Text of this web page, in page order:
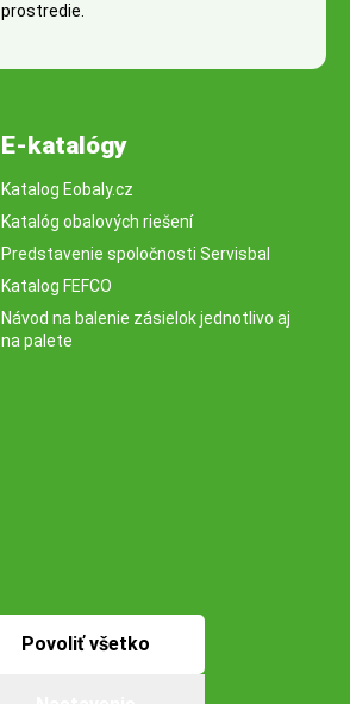
prostredie.
E-katalógy
Katalog Eobaly.cz
Katalóg obalových riešení
Predstavenie spoločnosti Servisbal
Katalog FEFCO
Návod na balenie zásielok jednotlivo aj
na palete
Povoliť všetko